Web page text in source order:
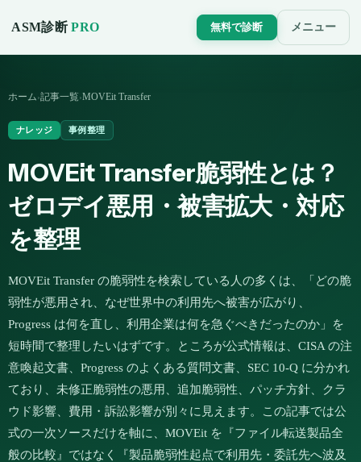
ASM診断PRO 無料で診断 メニュー
ホーム›記事一覧›MOVEit Transfer
ナレッジ 事例整理
MOVEit Transfer脆弱性とは？
ゼロデイ悪用・被害拡大・対応
を整理
MOVEit Transfer の脆弱性を検索している人の多くは、「どの脆
弱性が悪用され、なぜ世界中の利用先へ被害が広がり、
Progress は何を直し、利用企業は何を急ぐべきだったのか」を
短時間で整理したいはずです。ところが公式情報は、CISA の注
意喚起文書、Progress のよくある質問文書、SEC 10-Q に分かれ
ており、未修正脆弱性の悪用、追加脆弱性、パッチ方針、クラ
ウド影響、費用・訴訟影響が別々に見えます。この記事では公
式の一次ソースだけを軸に、MOVEit を『ファイル転送製品全
般の比較』ではなく『製品脆弱性起点で利用先・委託先へ波及